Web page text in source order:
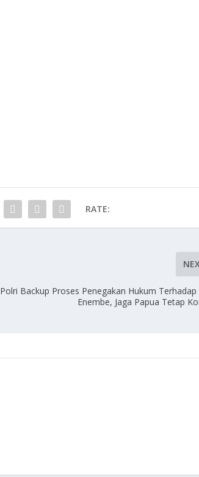
RATE:
Polri Backup Proses Penegakan Hukum Terhadap
Enembe, Jaga Papua Tetap